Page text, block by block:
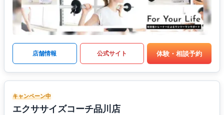
店舗情報 公式サイト 体験・相談予約
キャンペーン中
エクササイズコーチ品川店